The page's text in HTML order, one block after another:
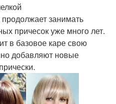
Челка для круглого
лица
Тонкие волосы
занимать
причесок уже много лет.
в базовое каре свою
добавляют новые